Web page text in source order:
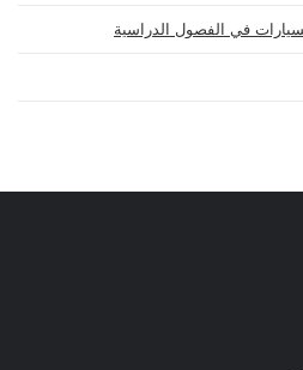
في الفصول الدراسية